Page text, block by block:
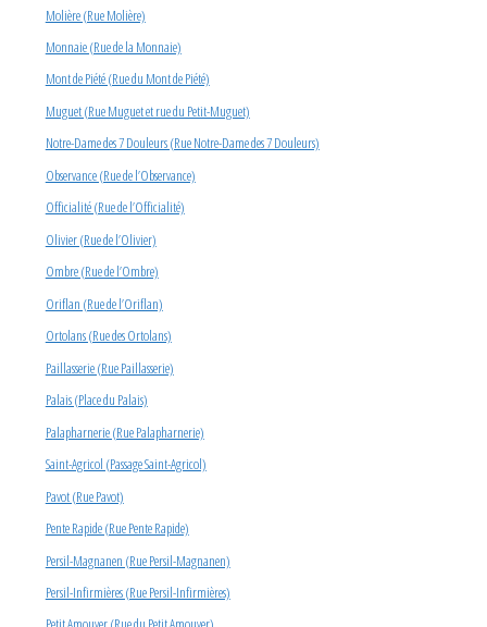
Molière (Rue Molière)
Monnaie (Rue de la Monnaie)
Mont de Piété (Rue du Mont de Piété)
Muguet (Rue Muguet et rue du Petit-Muguet)
Notre-Dame des 7 Douleurs (Rue Notre-Dame des 7 Douleurs)
Observance (Rue de l’Observance)
Officialité (Rue de l’Officialité)
Olivier (Rue de l’Olivier)
Ombre (Rue de l’Ombre)
Oriflan (Rue de l’Oriflan)
Ortolans (Rue des Ortolans)
Paillasserie (Rue Paillasserie)
Palais (Place du Palais)
Palapharnerie (Rue Palapharnerie)
Saint-Agricol (Passage Saint-Agricol)
Pavot (Rue Pavot)
Pente Rapide (Rue Pente Rapide)
Persil-Magnanen (Rue Persil-Magnanen)
Persil-Infirmières (Rue Persil-Infirmières)